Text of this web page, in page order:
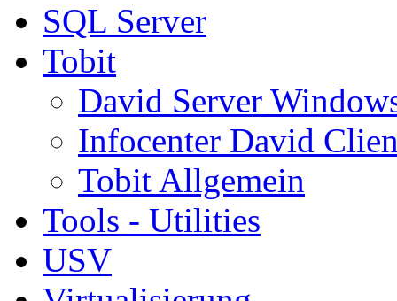
SQL Server
Tobit
David Server
Infocenter David
Tobit Allgemein
Tools - Utilities
USV